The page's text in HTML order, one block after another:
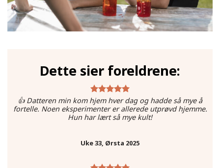
Dette sier foreldrene:
👍 Datteren min kom hjem hver dag og hadde så mye å
fortelle. Noen eksperimenter er allerede utprøvd hjemme.
Hun har lært så mye kult!
Uke 33, Ørsta 2025